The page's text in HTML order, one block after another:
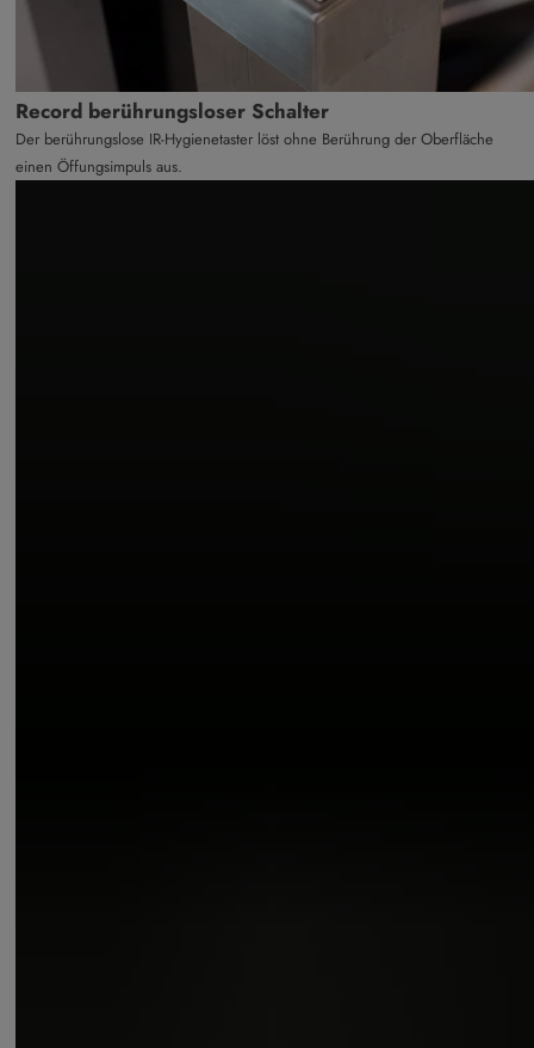
Record berührungsloser Schalter
Der berührungslose IR-Hygienetaster löst ohne Berührung der Oberfläche
einen Öffungsimpuls aus.